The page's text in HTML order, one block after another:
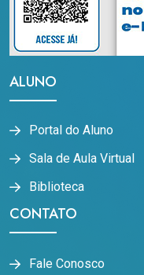
ALUNO
Portal do Aluno
Sala de Aula Virtual
Biblioteca
CONTATO
Fale Conosco